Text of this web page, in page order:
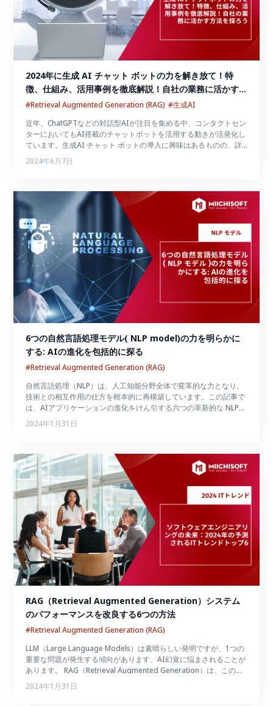
2024年に生成 AI チャット ボットの力を解き放て！特
徴、仕組み、活用事例を徹底解説！自社の業務に活かす方
法を探ろう
#Retrieval Augmented Generation (RAG) #生成AI
近年、ChatGPTなどの対話型AIが注目を集める中、コンタクトセン
ターにおいてもAI搭載のチャットボットを活用する動きが活発化し
ています。生成AI チャット ボットの導入に興味はあるものの、詳
しい情報が分からずに検討が進まないという企業も少なくありませ
ん。
2024年6月7日
6つの自然言語処理モデル( NLP model)の力を明らかに
する: AIの進化を包括的に探る
#Retrieval Augmented Generation (RAG)
自然言語処理（NLP）は、人工知能分野全体で変革的な力となり、
技術との相互作用の仕方を根本的に再構築しています。この記事で
は、AIアプリケーションの進化をけん引する六つの革新的な NLP
model の複雑さを探究し、これらのモデルのアーキテクチャ、方法
論、およびパフォーマンスに深く踏み込むことで、NLPとAIの拡大
2024年1月31日
RAG（Retrieval Augmented Generation）システム
のパフォーマンスを改良する6つの方法
#Retrieval Augmented Generation (RAG)
LLM（Large Language Models）は素晴らしい発明ですが、1つの
重要な問題が発生する傾向があります。AI幻覚に悩まされることが
あります。 RAG（Retrieval Augmented Generation）は、この問
題に対処するために開発され、クエリに応答する際
2024年1月31日